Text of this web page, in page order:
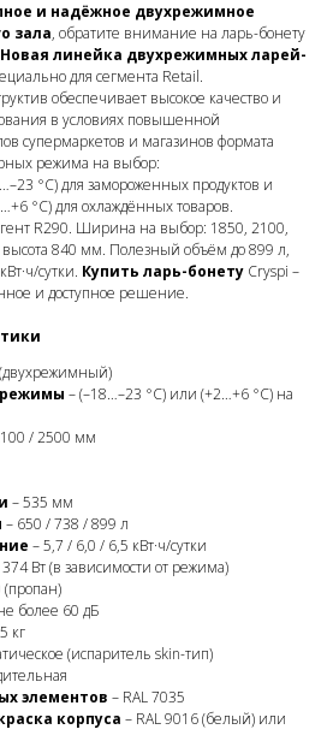
и надёжное двухрежимное
зала, обратите внимание на ларь-бонету
Новая линейка двухрежимных ларей-
для сегмента Retail.
обеспечивает высокое качество и
в условиях повышенной
супермаркетов и магазинов формата
режима на выбор:
°C) для замороженных продуктов и
°C) для охлаждённых товаров.
R290. Ширина на выбор: 1850, 2100,
840 мм. Полезный объём до 899 л,
сутки. Купить ларь-бонету Cryspi –
и доступное решение.
– (–18…–23 °C) или (+2…+6 °C) на
/ 2500 мм
– 535 мм
– 650 / 738 / 899 л
– 5,7 / 6,0 / 6,5 кВт·ч/сутки
Вт (в зависимости от режима)
(пропан)
более 60 дБ
кг
(испаритель skin-тип)
элементов – RAL 7035
корпуса – RAL 9016 (белый) или